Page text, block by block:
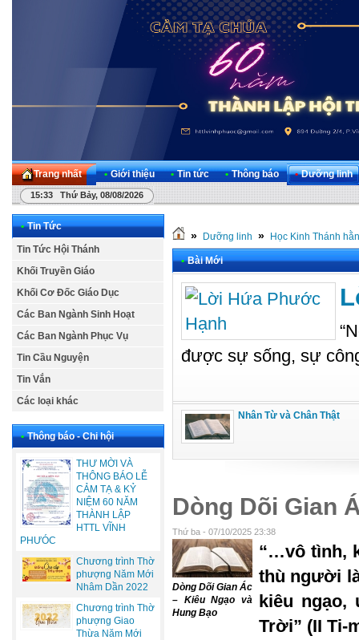
Trang nhất • Giới thiệu • Tin tức • Thông báo • Dưỡng linh
15:33 Thứ Bảy, 08/08/2026
• Tin Tức
Tin Tức Hội Thánh
Khối Truyền Giáo
Khối Cơ Đốc Giáo Dục
Các Ban Ngành Sinh Hoạt
Các Ban Ngành Phục Vụ
Tin Cầu Nguyện
Tin Vắn
Các loại khác
• Thông báo - Chi hội
THƯ MỜI VÀ
THÔNG BÁO LỄ
CẢM TẠ & KỶ
NIỆM 60 NĂM
THÀNH LẬP
HTTL VĨNH
PHƯÓC
Chương trình Thờ
phượng Năm Mới
Nhâm Dần 2022
Chương trình Thờ
phượng Giao
Thừa Năm Mới
» Dưỡng linh » Học Kinh Thánh
• Bài Mới
được sự sống, sự
Nhân Từ và Chân Thật
Dòng Dõi Gian
Thứ ba - 07/10/2025 23:38
Dòng Dõi Gian Ác
– Kiêu Ngạo và
Hung Bạo
“…vô tình,
thù người
kiêu
Trời” (II Ti-